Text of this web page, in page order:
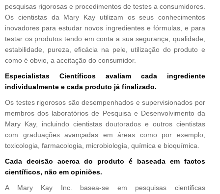
pesquisas rigorosas e procedimentos de testes a consumidores.
Os cientistas da Mary Kay utilizam os seus conhecimentos
inovadores para estudar novos ingredientes e fórmulas, e para
testar os produtos tendo em conta a sua segurança, qualidade,
estabilidade, pureza, eficácia na pele, utilização do produto e
como é obvio, a aceitação do consumidor.
Especialistas Científicos avaliam cada ingrediente
individualmente e cada produto já finalizado.
Os testes rigorosos são desempenhados e supervisionados por
membros dos laboratórios de Pesquisa e Desenvolvimento da
Mary Kay, incluindo cientistas doutorados e outros cientistas
com graduações avançadas em áreas como por exemplo,
toxicologia, farmacologia, microbiologia, química e bioquímica.
Cada decisão acerca do produto é baseada em factos
científicos, não em opiniões.
A Mary Kay Inc. basea-se em pesquisas cientificas